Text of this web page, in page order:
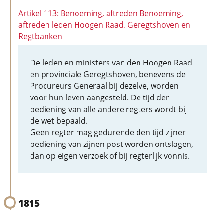
Artikel 113: Benoeming, aftreden Benoeming,
aftreden leden Hoogen Raad, Geregtshoven en
Regtbanken
De leden en ministers van den Hoogen Raad
en provinciale Geregtshoven, benevens de
Procureurs Generaal bij dezelve, worden
voor hun leven aangesteld. De tijd der
bediening van alle andere regters wordt bij
de wet bepaald.
Geen regter mag gedurende den tijd zijner
bediening van zijnen post worden ontslagen,
dan op eigen verzoek of bij regterlijk vonnis.
1815